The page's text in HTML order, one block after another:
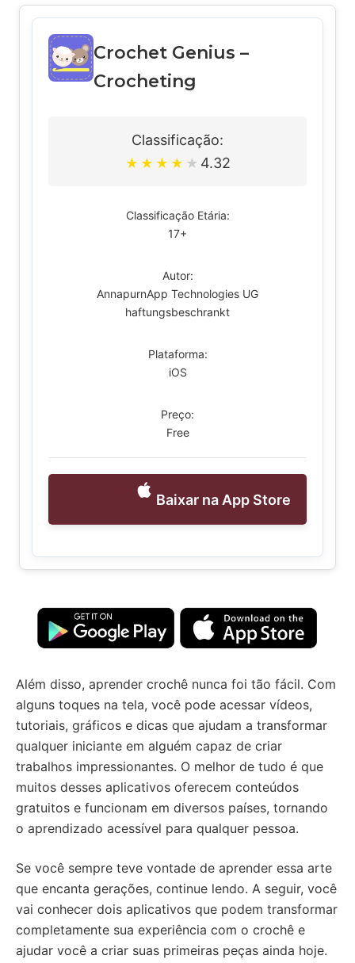
Crochet Genius –
Crocheting
Classificação:
★ ★ ★ ★ ★ 4.32
Classificação Etária:
17+
Autor:
AnnapurnApp Technologies UG
haftungsbeschrankt
Plataforma:
iOS
Preço:
Free
Baixar na App Store
Além disso, aprender crochê nunca foi tão fácil. Com
alguns toques na tela, você pode acessar vídeos,
tutoriais, gráficos e dicas que ajudam a transformar
qualquer iniciante em alguém capaz de criar
trabalhos impressionantes. O melhor de tudo é que
muitos desses aplicativos oferecem conteúdos
gratuitos e funcionam em diversos países, tornando
o aprendizado acessível para qualquer pessoa.
Se você sempre teve vontade de aprender essa arte
que encanta gerações, continue lendo. A seguir, você
vai conhecer dois aplicativos que podem transformar
completamente sua experiência com o crochê e
ajudar você a criar suas primeiras peças ainda hoje.